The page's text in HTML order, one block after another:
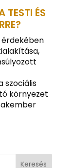
TESTI ÉS
érdekében
szociális
környezet